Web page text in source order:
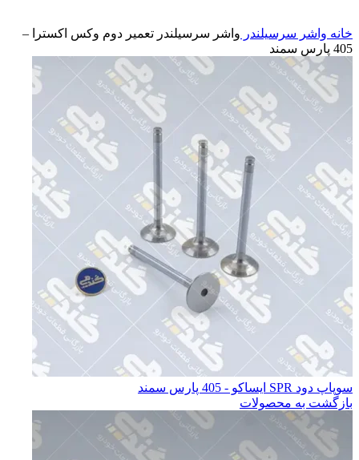
خانه واشر سرسیلندر واشر سرسيلندر تعمير دوم وكس اكسترا –
405 پارس سمند
سوپاپ دود SPR ايساكو - 405 پارس سمند
بازگشت به محصولات